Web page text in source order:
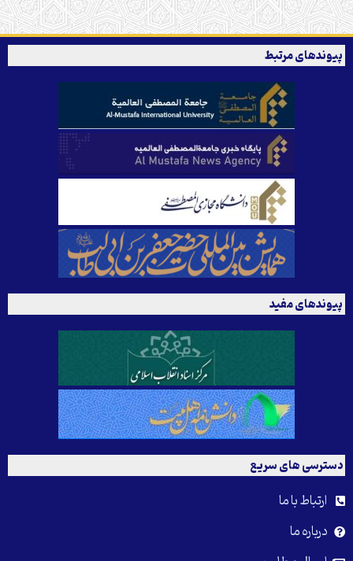
پیوندهای مرتبط
پیوندهای مفید
دسترسی های سریع
ارتباط با ما
درباره ما